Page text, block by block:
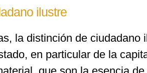
ilustre
la distinción de
en particular de la